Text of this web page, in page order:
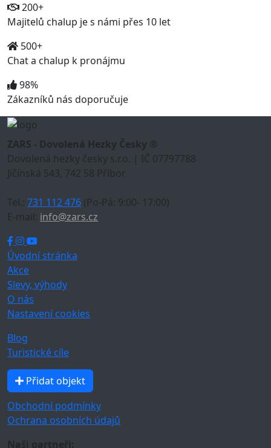
200+
Majitelů chalup je s námi přes 10 let
500+
Chat a chalup k pronájmu
98%
Zákazníků nás doporučuje
ZARS - Dovolená Hezky Česky ®
Dovolená hezky česky s.r.o. | IČ 07797788
Jičínská 543, 742 58 Příbor
Tel.: 731 112 476 (Po-Pá: 9:00- 17:00)
E-mail: info@zars.cz
Úvodní stránka
Akce
Slevy, výhody
O nás
Nastavení cookies
Blog
Turistické cíle
Přidat objekt
Obchodní podmínky
Ochrana osobních údajů
Naši partneři: